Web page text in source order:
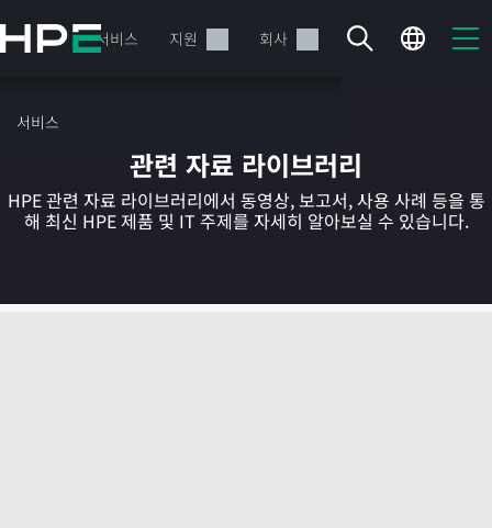
요
뛰
제품 서비스 지원 회사
서비스
현재 장바구니가 비어있습니다
관련 자료 라이브러리
HPE 관련 자료 라이브러리에서 동영상, 보고서, 사용 사례 등을 통
해 최신 HPE 제품 및 IT 주제를 자세히 알아보실 수 있습니다.